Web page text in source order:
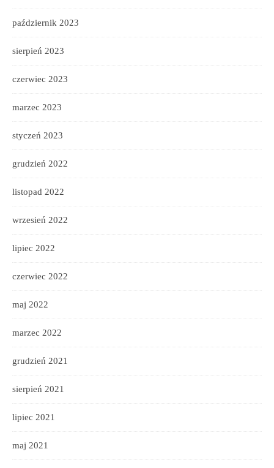
październik 2023
sierpień 2023
czerwiec 2023
marzec 2023
styczeń 2023
grudzień 2022
listopad 2022
wrzesień 2022
lipiec 2022
czerwiec 2022
maj 2022
marzec 2022
grudzień 2021
sierpień 2021
lipiec 2021
maj 2021